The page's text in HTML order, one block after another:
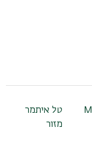
טל איתמר
מזור